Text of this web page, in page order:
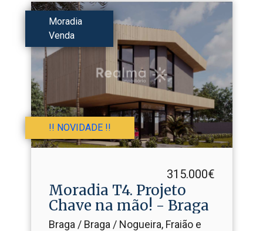
Moradia
Venda
!! NOVIDADE !!
315.000€
Moradia T4.​ Projeto
Chave na mão! - Braga
Braga / Braga / Nogueira, Fraião e